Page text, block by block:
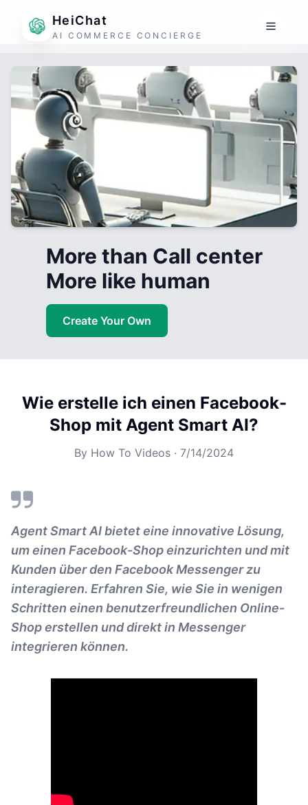
HeiChat
AI COMMERCE CONCIERGE
More than Call center
More like human
Create Your Own
Wie erstelle ich einen Facebook-
Shop mit Agent Smart AI?
By How To Videos · 7/14/2024
Agent Smart AI bietet eine innovative Lösung,
um einen Facebook-Shop einzurichten und mit
Kunden über den Facebook Messenger zu
interagieren. Erfahren Sie, wie Sie in wenigen
Schritten einen benutzerfreundlichen Online-
Shop erstellen und direkt in Messenger
integrieren können.